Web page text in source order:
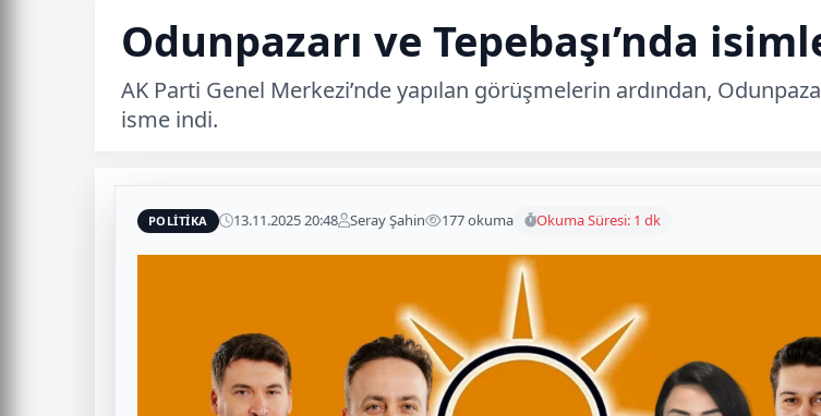
Odunpazarı ve Tepebaşı’nda
AK Parti Genel Merkezi’nde yapılan görüşmelerin ardından,
isme indi.
POLITIKA 13.11.2025 20:48 Seray Şahin 177 okuma Okuma Süresi: 1 dk